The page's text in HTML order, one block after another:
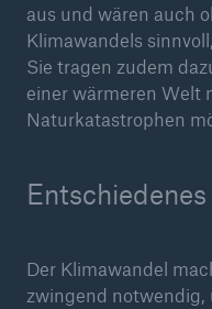
aus und wären auch
Klimawandels
Sie tragen zudem
einer wärmeren Welt
Naturkatastrophen
Der Klimawandel
zwingend